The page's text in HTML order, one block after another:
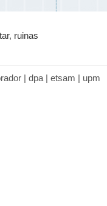
, ruinas
| dpa | etsam | upm